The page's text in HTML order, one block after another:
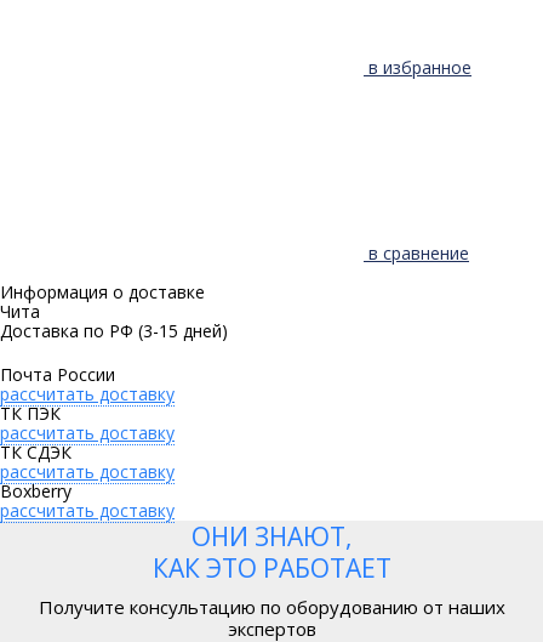
в избранное
в сравнение
Информация о доставке
Чита
Доставка по РФ (3-15 дней)
Почта России
рассчитать доставку
ТК ПЭК
рассчитать доставку
ТК СДЭК
рассчитать доставку
Boxberry
рассчитать доставку
ОНИ ЗНАЮТ,
КАК ЭТО РАБОТАЕТ
Получите консультацию по оборудованию от наших
экспертов